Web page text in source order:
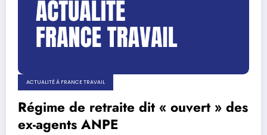
ACTUALITÉ À FRANCE TRAVAIL
Régime de retraite dit « ouvert » des
ex-agents ANPE